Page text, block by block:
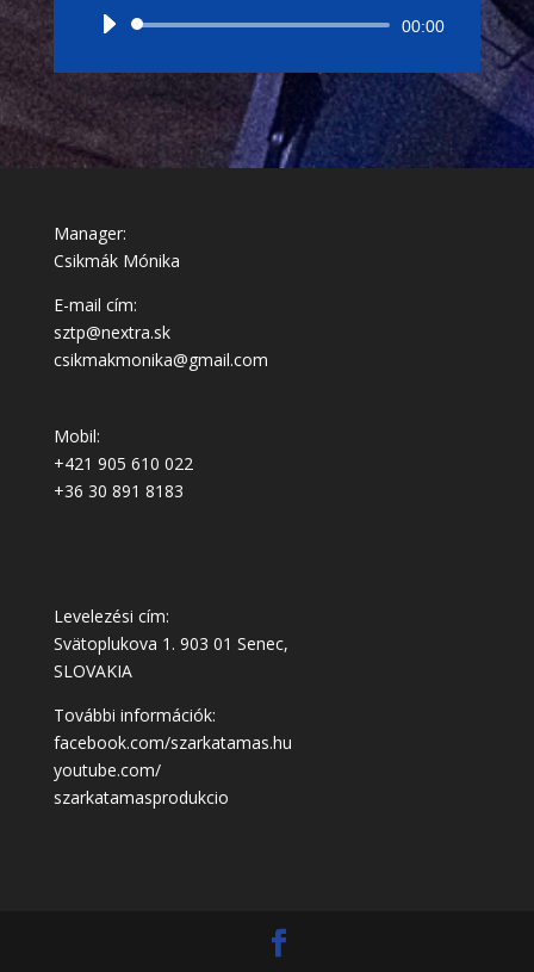
Audió
00:00
Manager:
Csikmák Mónika
E-mail cím:
sztp@nextra.sk
csikmakmonika@gmail.com
Mobil:
+421 905 610 022
+36 30 891 8183
Levelezési cím:
Svätoplukova 1. 903 01 Senec,
SLOVAKIA
További információk:
facebook.com/szarkatamas.hu
youtube.com/
szarkatamasprodukcio